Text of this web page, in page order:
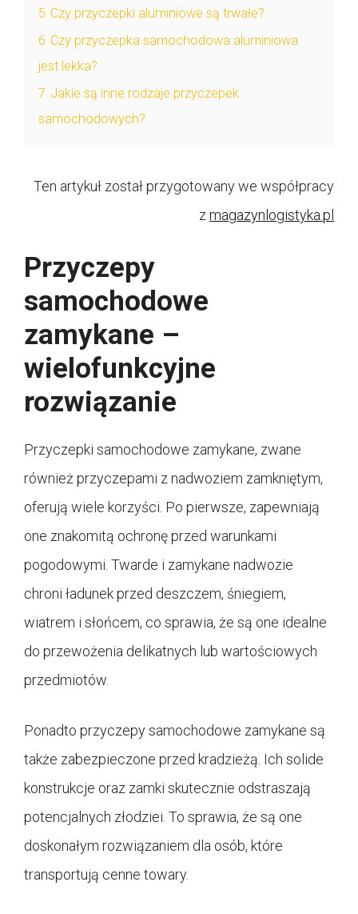
5 Czy przyczepki aluminiowe są trwałe?
6 Czy przyczepka samochodowa aluminiowa
jest lekka?
7 Jakie są inne rodzaje przyczepek
samochodowych?
Ten artykuł został przygotowany we współpracy
z magazynlogistyka.pl
Przyczepy
samochodowe
zamykane –
wielofunkcyjne
rozwiązanie
Przyczepki samochodowe zamykane, zwane
również przyczepami z nadwoziem zamkniętym,
oferują wiele korzyści. Po pierwsze, zapewniają
one znakomitą ochronę przed warunkami
pogodowymi. Twarde i zamykane nadwozie
chroni ładunek przed deszczem, śniegiem,
wiatrem i słońcem, co sprawia, że są one idealne
do przewożenia delikatnych lub wartościowych
przedmiotów.
Ponadto przyczepy samochodowe zamykane są
także zabezpieczone przed kradzieżą. Ich solide
konstrukcje oraz zamki skutecznie odstraszają
potencjalnych złodziei. To sprawia, że są one
doskonałym rozwiązaniem dla osób, które
transportują cenne towary.